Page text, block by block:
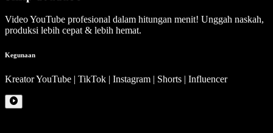
Video YouTube profesional dalam hitungan menit! Unggah naskah,
produksi lebih cepat & lebih hemat.
Kegunaan
Kreator YouTube | TikTok | Instagram | Shorts | Influencer